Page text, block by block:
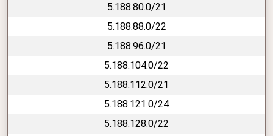
5.188.80.0/21
5.188.88.0/22
5.188.96.0/21
5.188.104.0/22
5.188.112.0/21
5.188.121.0/24
5.188.128.0/22